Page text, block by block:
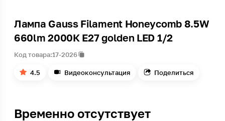
Лампа Gauss Filament Honeycomb 8.5W
660lm 2000К Е27 golden LED 1/2
Код товара:17-2026
4.5 Видеоконсультация Поделиться
Временно отсутствует